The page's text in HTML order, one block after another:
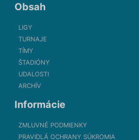
Obsah
LIGY
TURNAJE
TÍMY
ŠTADIÓNY
UDALOSTI
ARCHÍV
Informácie
ZMLUVNÉ PODMIENKY
PRAVIDLÁ OCHRANY SÚKROMIA